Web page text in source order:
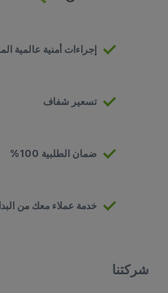
إجراءات أمنية عالمية
تسعير شفاف
ضمان الطلبية 100%
خدمة عملاء معك من
شركتنا